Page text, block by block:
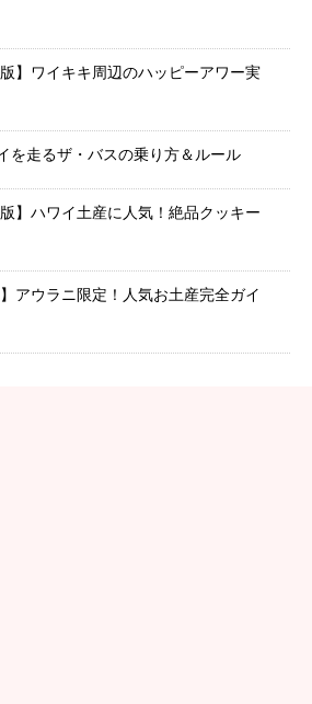
版】ワイキキ周辺のハッピーアワー実
を走るザ・バスの乗り方＆ルール
版】ハワイ土産に人気！絶品クッキー
】アウラニ限定！人気お土産完全ガイ